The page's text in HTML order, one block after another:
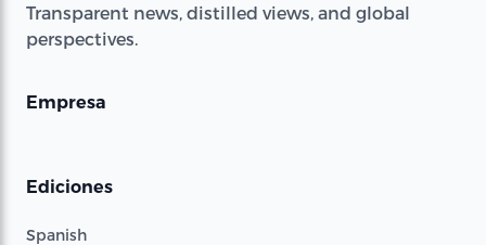
Transparent news, distilled views, and global
perspectives.
Empresa
Ediciones
Spanish